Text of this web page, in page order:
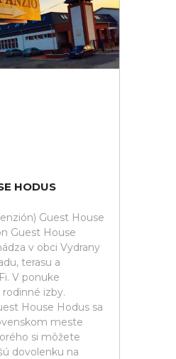
HODUS
Guest House
Guest House
v obci Vydrany
terasu a
V ponuke
izby.
House Hodus sa
meste
si môžete
dovolenku na